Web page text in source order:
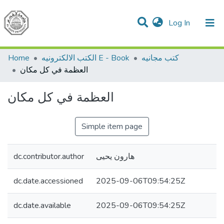
Log In (current)
Communities & Collections
All of DSpace
Home
الكتب الالكترونيه E - Book
كتب مجانيه
العظمة في كل مكان
العظمة في كل مكان
Simple item page
dc.contributor.author هارون يحيى
dc.date.accessioned 2025-09-06T09:54:25Z
dc.date.available 2025-09-06T09:54:25Z